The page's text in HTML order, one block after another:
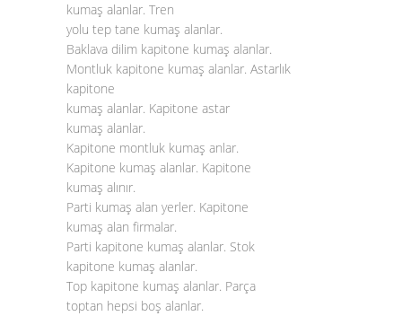
kumaş alanlar. Tren
yolu tep tane kumaş alanlar.
Baklava dilim kapitone kumaş alanlar.
Montluk kapitone kumaş alanlar. Astarlık
kapitone
kumaş alanlar. Kapitone astar
kumaş alanlar.
Kapitone montluk kumaş anlar.
Kapitone kumaş alanlar. Kapitone
kumaş alınır.
Parti kumaş alan yerler. Kapitone
kumaş alan firmalar.
Parti kapitone kumaş alanlar. Stok
kapitone kumaş alanlar.
Top kapitone kumaş alanlar. Parça
toptan hepsi boş alanlar.